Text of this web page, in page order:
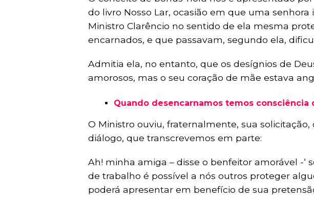
do livro Nosso Lar, ocasião em que uma senhora
Ministro Clarêncio no sentido de ela mesma
encarnados, e que passavam, segundo ela,
Admitia ela, no entanto, que os desígnios de
amorosos, mas o seu coração de mãe estava
Quando desencarnamos temos consciência
O Ministro ouviu, fraternalmente, sua
diálogo, que transcrevemos em parte:
Ah! minha amiga – disse o benfeitor amorável -‘
de trabalho é possível a nós outros proteger
poderá apresentar em benefício de sua